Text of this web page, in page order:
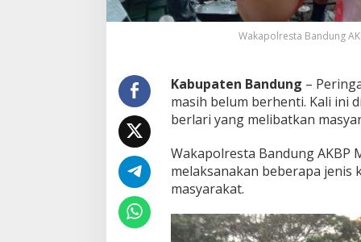
B
a
u
n
g
G
l
a
h
a
Wakapolresta Bandung
Kabupaten Bandung –
masih belum berhenti. Kali ini
berlari yang melibatkan
Wakapolresta Bandung AKBP
melaksanakan beberapa
masyarakat.